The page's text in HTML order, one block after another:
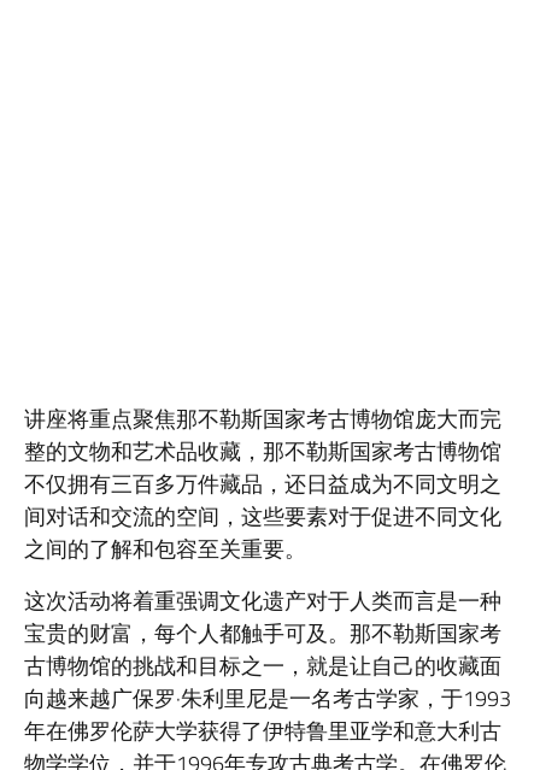
讲座将重点聚焦那不勒斯国家考古博物馆庞大而完
整的文物和艺术品收藏，那不勒斯国家考古博物馆
不仅拥有三百多万件藏品，还日益成为不同文明之
间对话和交流的空间，这些要素对于促进不同文化
之间的了解和包容至关重要。
这次活动将着重强调文化遗产对于人类而言是一种
宝贵的财富，每个人都触手可及。那不勒斯国家考
古博物馆的挑战和目标之一，就是让自己的收藏面
向越来越广保罗·朱利里尼是一名考古学家，于1993
年在佛罗伦萨大学获得了伊特鲁里亚学和意大利古
物学学位，并于1996年专攻古典考古学。在佛罗伦